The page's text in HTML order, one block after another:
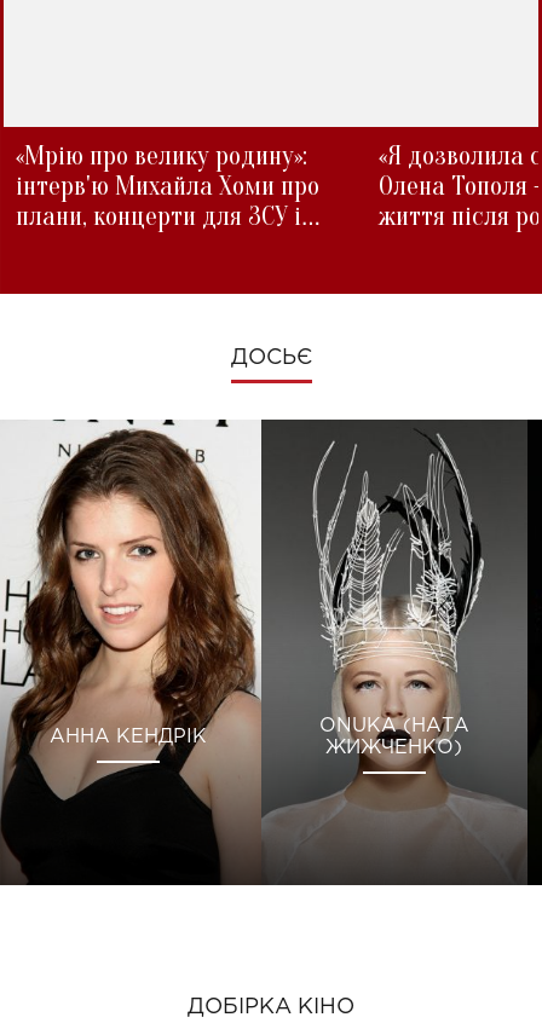
«Мрію про велику родину»:
інтерв'ю Михайла Хоми про
плани, концерти для ЗСУ і
«Я дозволила
Олена Тополя
життя після
ДОСЬЄ
АННА КЕНДРІК
ONUKA (НАТА
ЖИЖЧЕНКО)
ДОБІРКА КІНО